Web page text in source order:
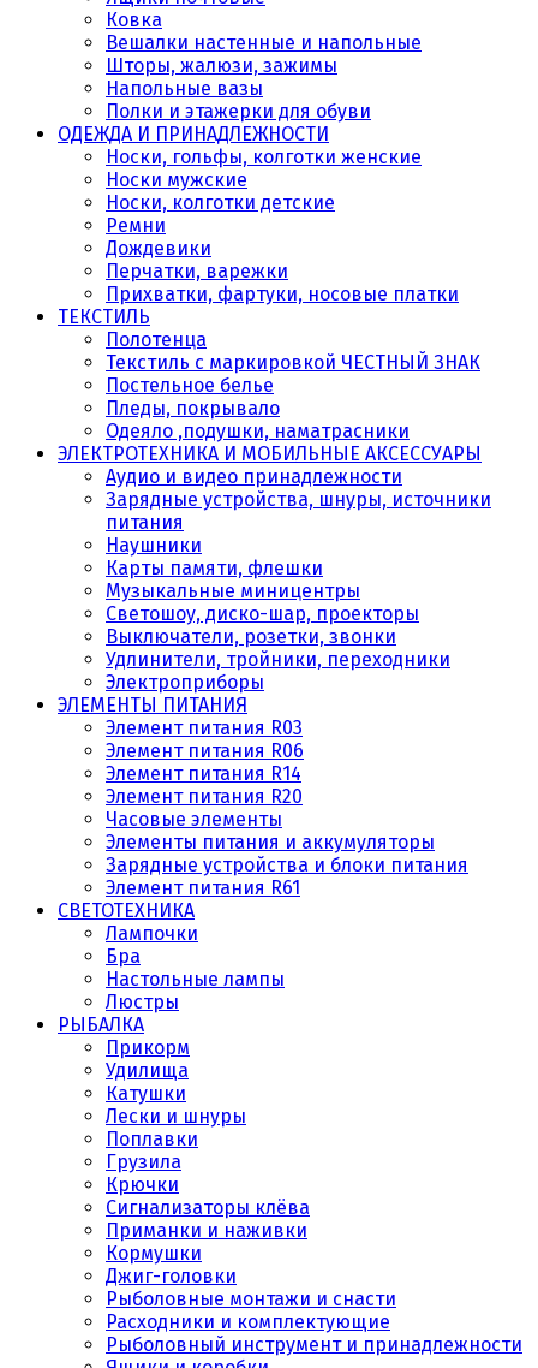
Ковка
Вешалки настенные и напольные
Шторы, жалюзи, зажимы
Напольные вазы
Полки и этажерки для обуви
ОДЕЖДА И ПРИНАДЛЕЖНОСТИ
Носки, гольфы, колготки женские
Носки мужские
Носки, колготки детские
Ремни
Дождевики
Перчатки, варежки
Прихватки, фартуки, носовые платки
ТЕКСТИЛЬ
Полотенца
Текстиль с маркировкой ЧЕСТНЫЙ ЗНАК
Постельное белье
Пледы, покрывало
Одеяло ,подушки, наматрасники
ЭЛЕКТРОТЕХНИКА И МОБИЛЬНЫЕ АКСЕССУАРЫ
Аудио и видео принадлежности
Зарядные устройства, шнуры, источники
питания
Наушники
Карты памяти, флешки
Музыкальные миницентры
Светошоу, диско-шар, проекторы
Выключатели, розетки, звонки
Удлинители, тройники, переходники
Электроприборы
ЭЛЕМЕНТЫ ПИТАНИЯ
Элемент питания R03
Элемент питания R06
Элемент питания R14
Элемент питания R20
Часовые элементы
Элементы питания и аккумуляторы
Зарядные устройства и блоки питания
Элемент питания R61
СВЕТОТЕХНИКА
Лампочки
Бра
Настольные лампы
Люстры
РЫБАЛКА
Прикорм
Удилища
Катушки
Лески и шнуры
Поплавки
Грузила
Крючки
Сигнализаторы клёва
Приманки и наживки
Кормушки
Джиг-головки
Рыболовные монтажи и снасти
Расходники и комплектующие
Рыболовный инструмент и принадлежности